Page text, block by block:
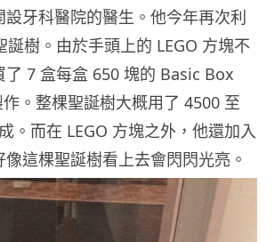
牙科醫院的醫生。他今年再次利
誕樹。由於手頭上的 LEGO 方塊不
了 7 盒每盒 650 塊的 Basic Box
作。整棵聖誕樹大概用了 4500 至
。而在 LEGO 方塊之外，他還加入
這棵聖誕樹看上去會閃閃光亮。